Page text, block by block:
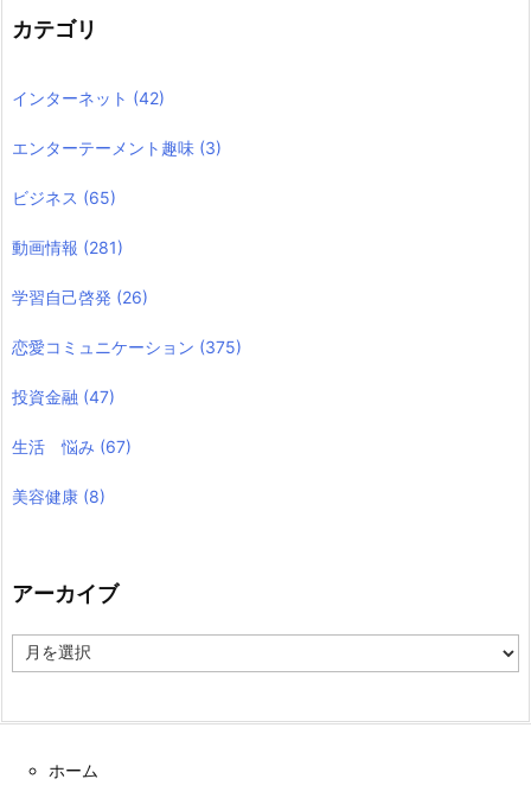
カテゴリ
インターネット (42)
エンターテーメント趣味 (3)
ビジネス (65)
動画情報 (281)
学習自己啓発 (26)
恋愛コミュニケーション (375)
投資金融 (47)
生活 悩み (67)
美容健康 (8)
アーカイブ
ー
ホーム